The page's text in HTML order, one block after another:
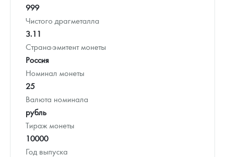
999
Чистого драгметалла
3.11
Страна-эмитент монеты
Россия
Номинал монеты
25
Валюта номинала
рубль
Тираж монеты
10000
Год выпуска